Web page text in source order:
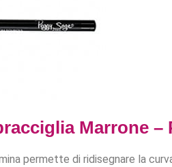
Marrone –
permette di ridisegnare la